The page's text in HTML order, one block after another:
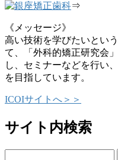
⇒
《メッセージ》
高い技術を学びたいとい
て、「外科的矯正研究会
し、セミナーなどを行い
を目指しています。
ICOIサイトへ＞＞
サイト内検索